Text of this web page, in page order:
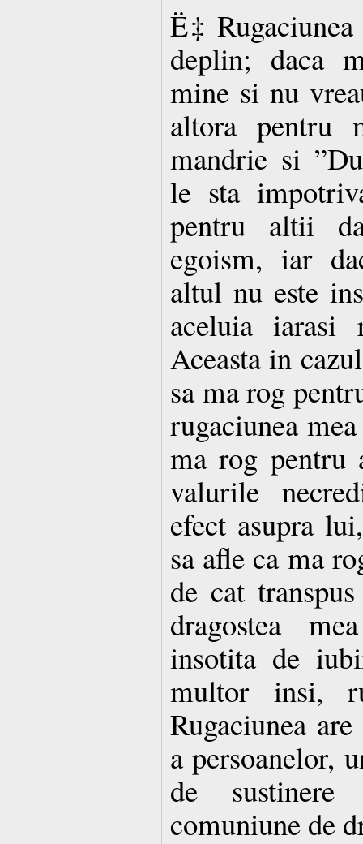
Ë‡
deplin; daca
mine si nu
altora pentru
mandrie si
le sta
pentru altii
egoism, iar
altul nu este
aceluia iarasi
Aceasta in
sa ma rog
rugaciunea
ma rog pentru
valurile
efect asupra
sa afle ca ma
de cat
dragostea
insotita de
multor insi,
Rugaciunea
a persoanelor,
de
comuniune de